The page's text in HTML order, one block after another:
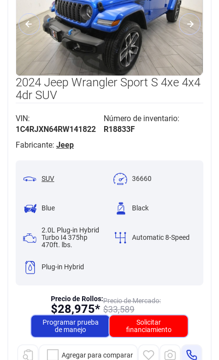
2024 Jeep Wrangler Sport S 4xe 4x4
4dr SUV
VIN:
1C4RJXN64RW141822
Número de inventario:
R18833F
Fabricante: Jeep
SUV 36660
Blue Black
2.0L Plug-in Hybrid
Turbo I4 375hp
470ft. lbs.
Automatic 8-Speed
Plug-in Hybrid
Precio de Mercado:
$33,589
Precio de Rollos:
$28,975*
Programar prueba
de manejo
Solicitar
financiamiento
Agregar para comparar